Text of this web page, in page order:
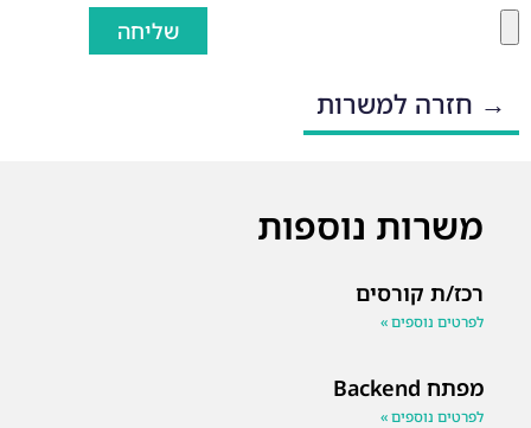
שליחה
→ חזרה למשרות
משרות נוספות
רכז/ת קורסים
לפרטים נוספים »
מפתח Backend
לפרטים נוספים »